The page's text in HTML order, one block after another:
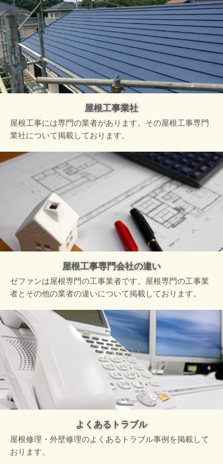
屋根工事業社
屋根工事には専門の業者があります。その屋根工事専門
業社について掲載しております。
屋根工事専門会社の違い
ゼファンは屋根専門の工事業者です。屋根専門の工事業
者とその他の業者の違いについて掲載しております。
よくあるトラブル
屋根修理・外壁修理のよくあるトラブル事例を掲載して
おります。